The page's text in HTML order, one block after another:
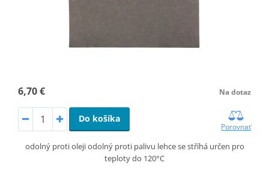
6,70 € Na dotaz
Do košíka
Porovnať
odolný proti oleji odolný proti palivu lehce se stříhá určen pro
teploty do 120°C